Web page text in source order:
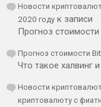
Новости
2020 году к записи
Прогноз
Прогноз стоимости
Что такое халвинг
Новости
криптовалюту с